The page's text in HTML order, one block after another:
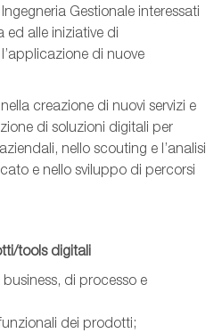
Gestionale interessati
ed alle iniziative di
di nuove
creazione di nuovi servizi e
di soluzioni digitali per
nello scouting e l’analisi
e nello sviluppo di percorsi
tools digitali
di processo e
dei prodotti;